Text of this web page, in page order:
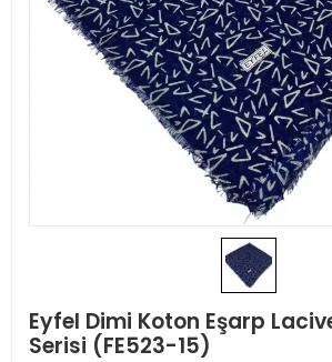
Eyfel Dimi Koton Eşarp
Serisi (FE523-15)